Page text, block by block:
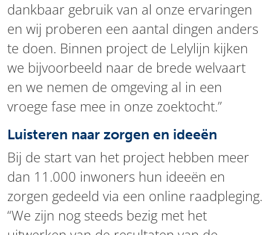
dankbaar gebruik van al onze ervaringen
en wij proberen een aantal dingen anders
te doen. Binnen project de Lelylijn kijken
we bijvoorbeeld naar de brede welvaart
en we nemen de omgeving al in een
vroege fase mee in onze zoektocht.”
Luisteren naar zorgen en ideeën
Bij de start van het project hebben meer
dan 11.000 inwoners hun ideeën en
zorgen gedeeld via een online raadpleging.
“We zijn nog steeds bezig met het